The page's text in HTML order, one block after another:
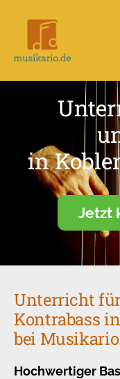
–
Musikunterricht
in
Jetzt
Unterricht
Kontrabass
bei
Hochwertiger